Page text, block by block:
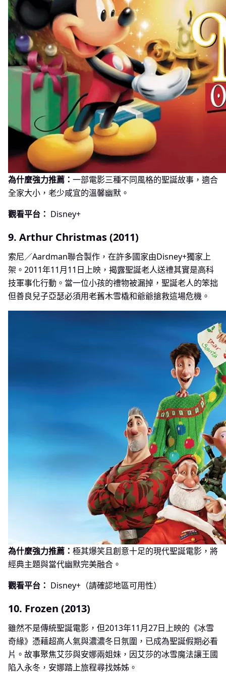
為什麼強力推薦： 一部電影三種不同風格的聖誕故事，適合
全家大小，老少咸宜的溫馨幽默。
觀看平台： Disney+
9. Arthur Christmas (2011)
索尼／Aardman聯合製作，在許多國家由Disney+獨家上
架。2011年11月11日上映，揭露聖誕老人送禮其實是高科
技軍事化行動。當一位小孩的禮物被漏掉，聖誕老人的笨拙
但善良兒子亞瑟必須用老舊木雪橇和爺爺搶救這場危機。
為什麼強力推薦： 極其爆笑且創意十足的現代聖誕電影，將
經典主題與當代幽默完美融合。
觀看平台： Disney+（請確認地區可用性）
10. Frozen (2013)
雖然不是傳統聖誕電影，但2013年11月27日上映的《冰雪
奇緣》憑藉超高人氣與濃濃冬日氛圍，已成為聖誕假期必看
片。故事聚焦艾莎與安娜兩姐妹，因艾莎的冰雪魔法讓王國
陷入永冬，安娜踏上旅程尋找姊姊。